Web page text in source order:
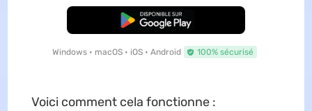
TÉLÉCHARGER
Windows • macOS • iOS • Android 100% sécurisé
Voici comment cela fonctionne :